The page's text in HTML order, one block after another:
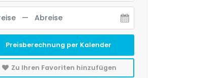
Preisberechnung per Kalender
Zu Ihren Favoriten hinzufügen